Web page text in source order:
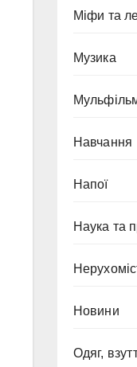
Міфи та
Музика
Навчання
Напої
Наука та
Новини
Одяг,